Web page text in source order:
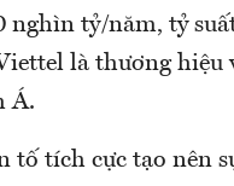
nghìn tỷ/năm, tỷ
là thương hiệu
Á.
tố tích cực tạo nên